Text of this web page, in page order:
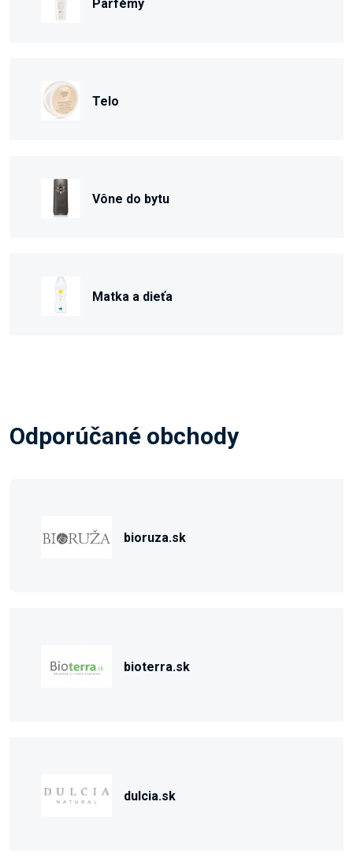
Parfémy
Telo
Vône do bytu
Matka a dieťa
Odporúčané obchody
bioruza.sk
bioterra.sk
dulcia.sk